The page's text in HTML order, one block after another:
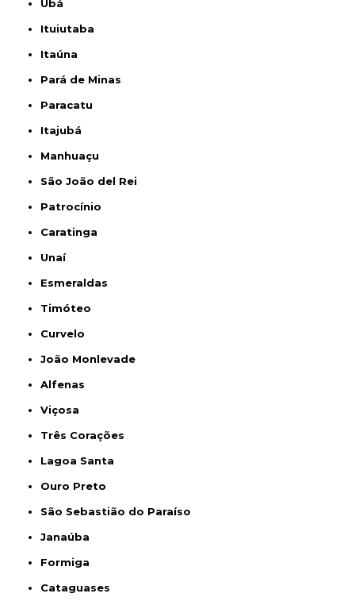
Ubá
Ituiutaba
Itaúna
Pará de Minas
Paracatu
Itajubá
Manhuaçu
São João del Rei
Patrocínio
Caratinga
Unaí
Esmeraldas
Timóteo
Curvelo
João Monlevade
Alfenas
Viçosa
Três Corações
Lagoa Santa
Ouro Preto
São Sebastião do Paraíso
Janaúba
Formiga
Cataguases